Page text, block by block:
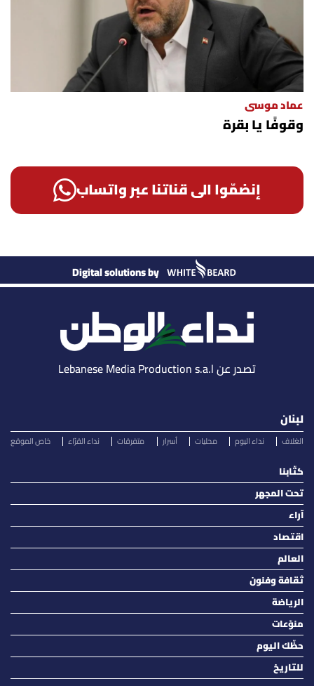
عماد موسى
وقوفًا يا بقرة
إنضمّوا الى قناتنا عبر واتساب
Digital solutions by
تصدر عن Lebanese Media Production s.a.l
لبنان
الغلاف نداء اليوم محليات أسرار متفرقات نداء القرّاء خاص الموقع
كتّابنا
تحت المجهر
آراء
اقتصاد
العالم
ثقافة وفنون
الرياضة
منوّعات
حظّك اليوم
للتاريخ